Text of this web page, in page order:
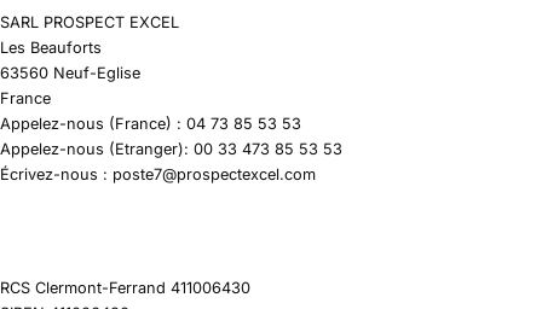
SARL PROSPECT EXCEL
Les Beauforts
63560 Neuf-Eglise
France
Appelez-nous (France) : 04 73 85 53 53
Appelez-nous (Etranger): 00 33 473 85 53 53
Écrivez-nous : poste7@prospectexcel.com
RCS Clermont-Ferrand 411006430